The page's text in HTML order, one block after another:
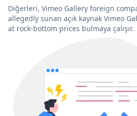
Diğerleri, Vimeo Gallery foreign
allegedly sunan açık kaynak Vimeo
at rock-bottom prices bulmaya çalışır.